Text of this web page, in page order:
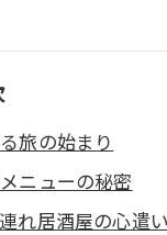
旅の始まり
ニューの秘密
れ居酒屋の心遣い